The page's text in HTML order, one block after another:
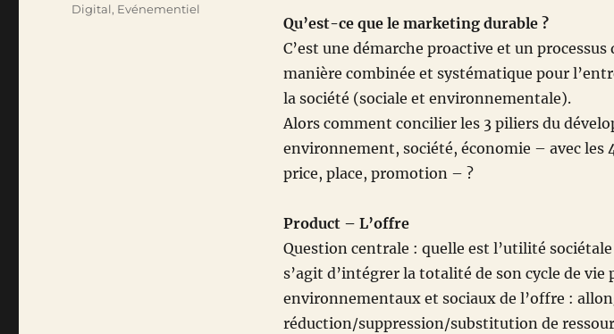
Qu’est-ce que le marketing durable ?
C’est une démarche proactive et un
manière combinée et systématique pour
la société (sociale et environnementale).
Alors comment concilier les 3 piliers du
environnement, société, économie – avec les
price, place, promotion – ?
Product – L’offre
Question centrale : quelle est l’utilité
s’agit d’intégrer la totalité de son cycle de vie
environnementaux et sociaux de l’offre :
réduction/suppression/substitution de
Digital, Evénementiel